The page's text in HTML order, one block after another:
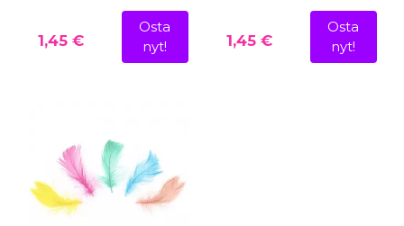
1,45 €
Osta
nyt!
1,45 €
Osta
nyt!